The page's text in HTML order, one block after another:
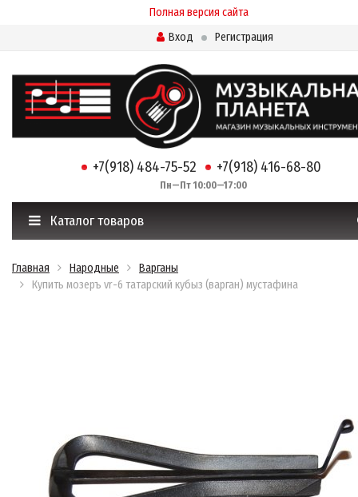
Полная версия сайта
Вход
Регистрация
+7(918) 484-75-52 +7(918) 416-68-80
Пн—Пт 10:00—17:00
Каталог товаров
Главная Народные
Варганы
Купить мозеръ vr-6 татарский кубыз (варган) мустафина